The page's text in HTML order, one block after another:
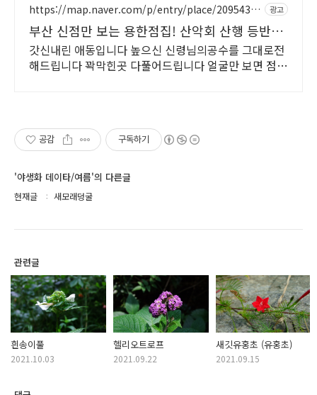
게 선물을 해보세요
https://map.naver.com/p/entry/place/20954329
광고
부산 신점만 보는 용한점집! 산악회 산행 등반
정상등정
갓신내린 애동입니다 높으신 신령님의공수를 그대로전
해드립니다 꽉막힌곳 다풀어드립니다 얼굴만 보면 점사
공감 구독하기
'야생화 데이타/여름'의 다른글
현재글 새모래덩굴
관련글
흰송이풀
2021.10.03
헬리오트로프
2021.09.22
새깃유홍초 (유홍초)
2021.09.15